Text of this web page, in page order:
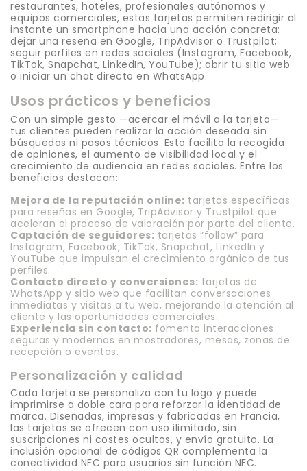
restaurantes, hoteles, profesionales autónomos y
equipos comerciales, estas tarjetas permiten redirigir al
instante un smartphone hacia una acción concreta:
dejar una reseña en Google, TripAdvisor o Trustpilot;
seguir perfiles en redes sociales (Instagram, Facebook,
TikTok, Snapchat, LinkedIn, YouTube); abrir tu sitio web
o iniciar un chat directo en WhatsApp.
Usos prácticos y beneficios
Con un simple gesto —acercar el móvil a la tarjeta—
tus clientes pueden realizar la acción deseada sin
búsquedas ni pasos técnicos. Esto facilita la recogida
de opiniones, el aumento de visibilidad local y el
crecimiento de audiencia en redes sociales. Entre los
beneficios destacan:
Mejora de la reputación online: tarjetas específicas
para reseñas en Google, TripAdvisor y Trustpilot que
aceleran el proceso de valoración por parte del cliente.
Captación de seguidores: tarjetas “follow” para
Instagram, Facebook, TikTok, Snapchat, LinkedIn y
YouTube que impulsan el crecimiento orgánico de tus
perfiles.
Contacto directo y conversiones: tarjetas de
WhatsApp y sitio web que facilitan conversaciones
inmediatas y visitas a tu web, mejorando la atención al
cliente y las oportunidades comerciales.
Experiencia sin contacto: fomenta interacciones
seguras y modernas en mostradores, mesas, zonas de
recepción o eventos.
Personalización y calidad
Cada tarjeta se personaliza con tu logo y puede
imprimirse a doble cara para reforzar la identidad de
marca. Diseñadas, impresas y fabricadas en Francia,
las tarjetas se ofrecen con uso ilimitado, sin
suscripciones ni costes ocultos, y envío gratuito. La
inclusión opcional de códigos QR complementa la
conectividad NFC para usuarios sin función NFC.